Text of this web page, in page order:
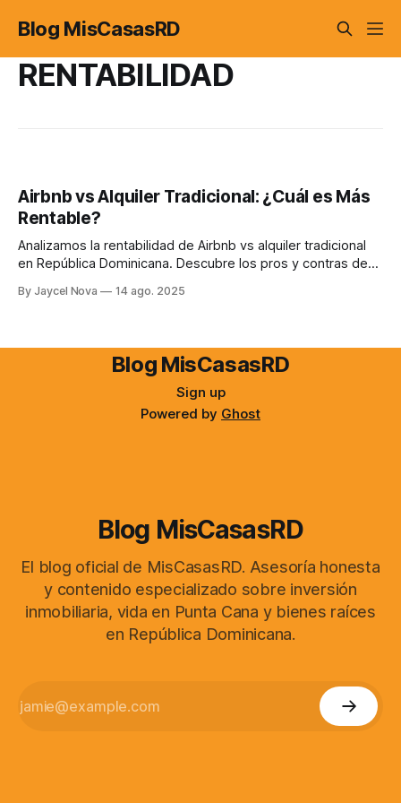
Blog MisCasasRD
RENTABILIDAD
Airbnb vs Alquiler Tradicional: ¿Cuál es Más
Rentable?
Analizamos la rentabilidad de Airbnb vs alquiler tradicional
en República Dominicana. Descubre los pros y contras de
By Jaycel Nova 14 ago. 2025
Blog MisCasasRD
Sign up
Powered by Ghost
Blog MisCasasRD
El blog oficial de MisCasasRD. Asesoría honesta
y contenido especializado sobre inversión
inmobiliaria, vida en Punta Cana y bienes raíces
en República Dominicana.